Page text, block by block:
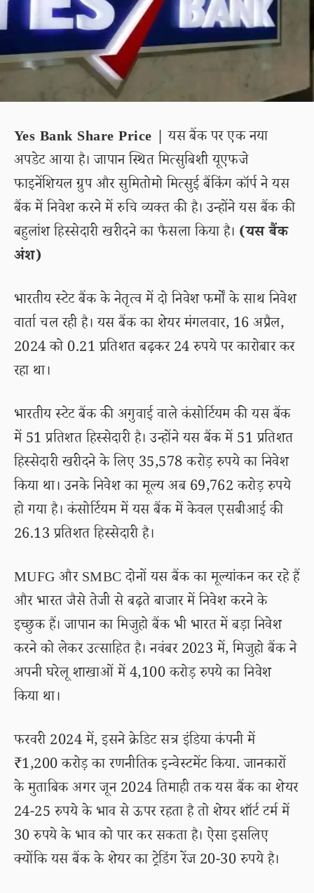
Yes Bank Share Price | यस बैंक पर एक नया
अपडेट आया है। जापान स्थित मित्सुबिशी यूएफजे
फाइनेंशियल ग्रुप और सुमितोमो मित्सुई बैंकिंग कॉर्प ने यस
बैंक में निवेश करने में रुचि व्यक्त की है। उन्होंने यस बैंक की
बहुलांश हिस्सेदारी खरीदने का फैसला किया है। (यस बैंक
अंश)
भारतीय स्टेट बैंक के नेतृत्व में दो निवेश फर्मों के साथ निवेश
वार्ता चल रही है। यस बैंक का शेयर मंगलवार, 16 अप्रैल,
2024 को 0.21 प्रतिशत बढ़कर 24 रुपये पर कारोबार कर
रहा था।
भारतीय स्टेट बैंक की अगुवाई वाले कंसोर्टियम की यस बैंक
में 51 प्रतिशत हिस्सेदारी है। उन्होंने यस बैंक में 51 प्रतिशत
हिस्सेदारी खरीदने के लिए 35,578 करोड़ रुपये का निवेश
किया था। उनके निवेश का मूल्य अब 69,762 करोड़ रुपये
हो गया है। कंसोर्टियम में यस बैंक में केवल एसबीआई की
26.13 प्रतिशत हिस्सेदारी है।
MUFG और SMBC दोनों यस बैंक का मूल्यांकन कर रहे हैं
और भारत जैसे तेजी से बढ़ते बाजार में निवेश करने के
इच्छुक हैं। जापान का मिजुहो बैंक भी भारत में बड़ा निवेश
करने को लेकर उत्साहित है। नवंबर 2023 में, मिजुहो बैंक ने
अपनी घरेलू शाखाओं में 4,100 करोड़ रुपये का निवेश
किया था।
फरवरी 2024 में, इसने क्रेडिट सत्र इंडिया कंपनी में
₹1,200 करोड़ का रणनीतिक इन्वेस्टमेंट किया. जानकारों
के मुताबिक अगर जून 2024 तिमाही तक यस बैंक का शेयर
24-25 रुपये के भाव से ऊपर रहता है तो शेयर शॉर्ट टर्म में
30 रुपये के भाव को पार कर सकता है। ऐसा इसलिए
क्योंकि यस बैंक के शेयर का ट्रेडिंग रेंज 20-30 रुपये है।